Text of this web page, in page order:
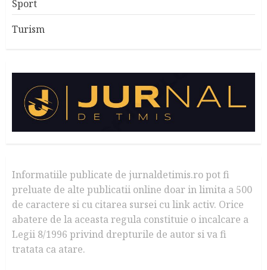
Sport
Turism
Informatiile publicate de jurnaldetimis.ro pot fi
preluate de alte publicatii online doar in limita a 500
de caractere si cu citarea sursei cu link activ. Orice
abatere de la aceasta regula constituie o incalcare a
Legii 8/1996 privind drepturile de autor si va fi
tratata ca atare.